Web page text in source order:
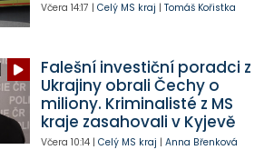
Včera 14:17 | Celý MS kraj | Tomáš Kořistka
Falešní investiční poradci z
Ukrajiny obrali Čechy o
miliony. Kriminalisté z MS
kraje zasahovali v Kyjevě
Včera 10:14| Celý MS kraj | Anna Břenková